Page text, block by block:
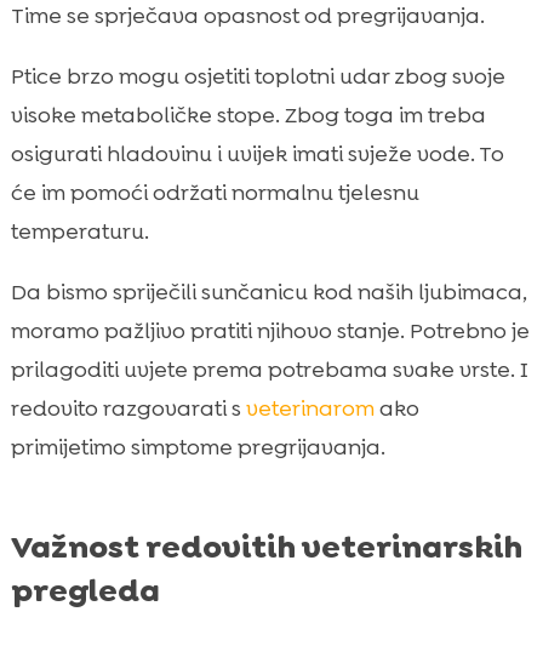
Time se sprječava opasnost od pregrijavanja.
Ptice brzo mogu osjetiti toplotni udar zbog svoje
visoke metaboličke stope. Zbog toga im treba
osigurati hladovinu i uvijek imati svježe vode. To
će im pomoći održati normalnu tjelesnu
temperaturu.
Da bismo spriječili sunčanicu kod naših ljubimaca,
moramo pažljivo pratiti njihovo stanje. Potrebno je
prilagoditi uvjete prema potrebama svake vrste. I
redovito razgovarati s veterinaromako
primijetimo simptome pregrijavanja.
Važnost redovitih veterinarskih
pregleda